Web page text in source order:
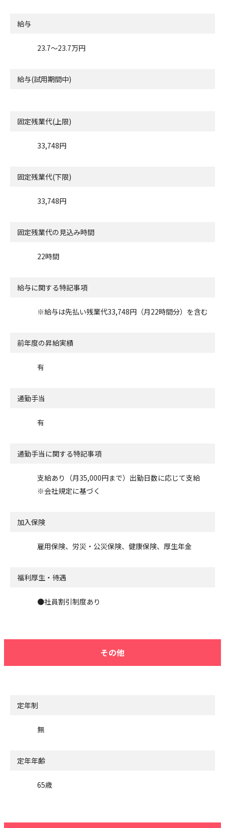
給与
23.7〜23.7万円
給与(試用期間中)
固定残業代(上限)
33,748円
固定残業代(下限)
33,748円
固定残業代の見込み時間
22時間
給与に関する特記事項
※給与は先払い残業代33,748円（月22時間分）を含む
前年度の昇給実績
有
通勤手当
有
通勤手当に関する特記事項
支給あり（月35,000円まで）出勤日数に応じて支給
※会社規定に基づく
加入保険
雇用保険、労災・公災保険、健康保険、厚生年金
福利厚生・待遇
●社員割引制度あり
その他
定年制
無
定年年齢
65歳